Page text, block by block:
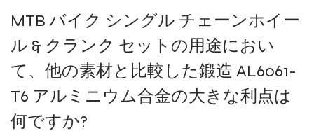
MTB バイク シングル チェーンホイー
ル & クランク セットの用途におい
て、他の素材と比較した鍛造 AL6061-
T6 アルミニウム合金の大きな利点は
何ですか?